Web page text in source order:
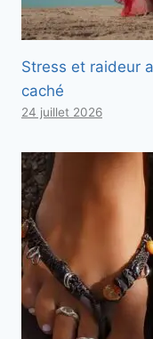
Stress et raideur
caché
24 juillet 2026